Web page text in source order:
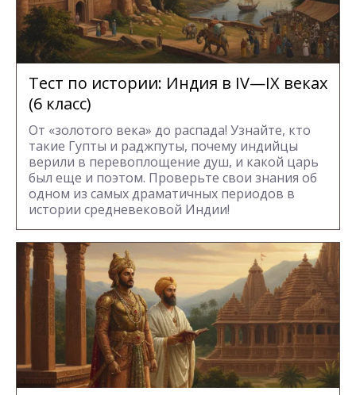
Тест по истории: Индия в IV—IX веках
(6 класс)
От «золотого века» до распада! Узнайте, кто
такие Гупты и раджпуты, почему индийцы
верили в перевоплощение душ, и какой царь
был еще и поэтом. Проверьте свои знания об
одном из самых драматичных периодов в
истории средневековой Индии!